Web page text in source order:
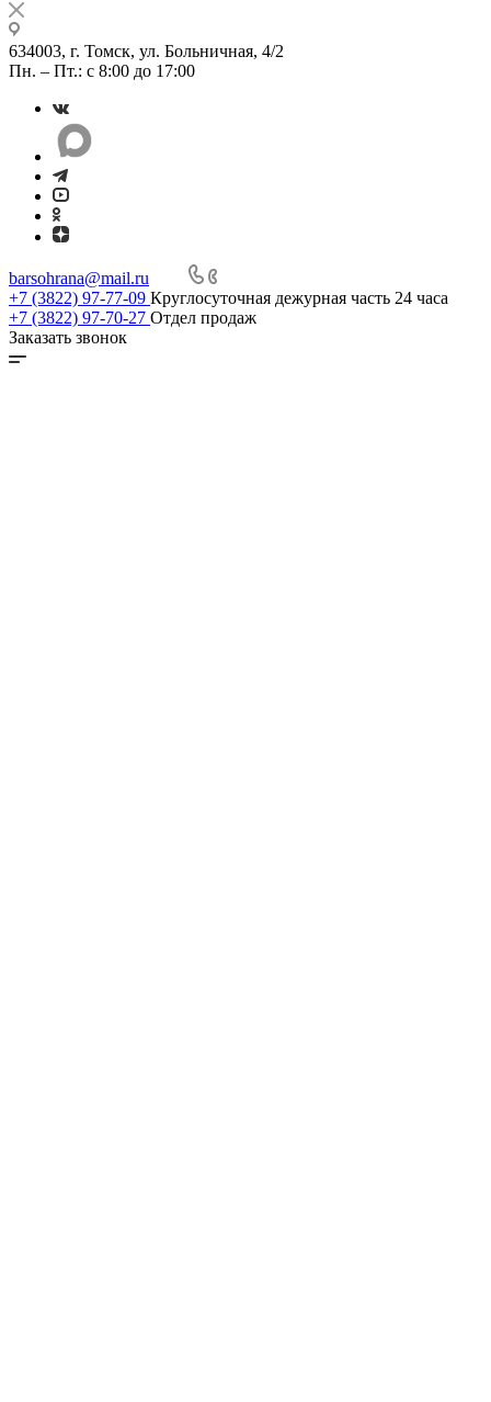
634003, г. Томск, ул. Больничная, 4/2
Пн. – Пт.: с 8:00 до 17:00
barsohrana@mail.ru
+7 (3822) 97-77-09 Круглосуточная дежурная часть 24 часа
+7 (3822) 97-70-27 Отдел продаж
Заказать звонок